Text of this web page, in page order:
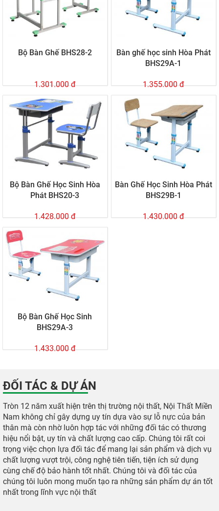
Bộ Bàn Ghế BHS28-2
1.301.000 đ
Bàn ghế học sinh Hòa Phát
BHS29A-1
1.355.000 đ
Bộ Bàn Ghế Học Sinh Hòa
Phát BHS20-3
1.428.000 đ
Bàn Ghế Học Sinh Hòa Phát
BHS29B-1
1.430.000 đ
Bộ Bàn Ghế Học Sinh
BHS29A-3
1.433.000 đ
ĐỐI TÁC & DỰ ÁN
Tròn 12 năm xuất hiện trên thị trường nội thất, Nội Thất Miền
Nam không chỉ gây dựng uy tín dựa vào sự lỗ nực của bản
thân mà còn nhờ luôn hợp tác với những đối tác có thương
hiệu nổi bật, uy tín và chất lượng cao cấp. Chúng tôi rất coi
trọng việc chọn lựa đối tác để mang lại sản phẩm và dịch vụ
chất lượng vượt trội, công nghệ tiên tiến, tiện ích sử dụng
cùng chế độ bảo hành tốt nhất. Chúng tôi và đối tác của
chúng tôi luôn mong muốn tạo ra những sản phẩm dự án tốt
nhất trong lĩnh vực nội thất